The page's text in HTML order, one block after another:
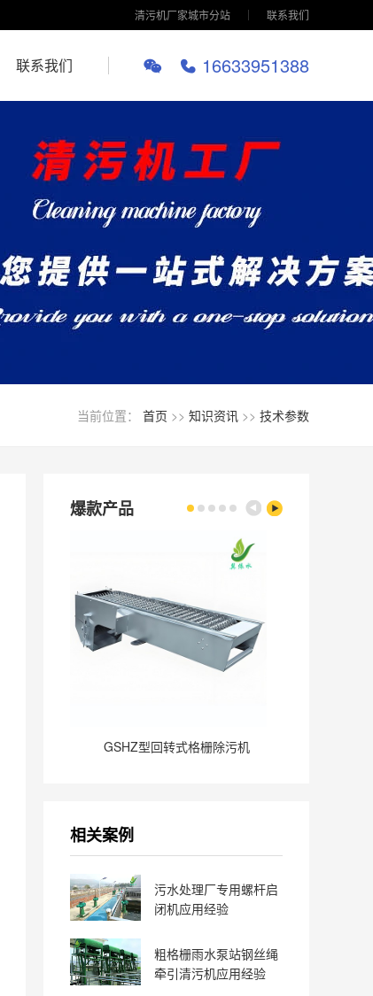
清污机厂家城市分站 联系我们
16633951388
联系我们
当前位置： 首页 >> 知识资讯 >> 技术参数
爆款产品
GSHZ型回转式格栅除污机
相关案例
污水处理厂专用螺杆启
闭机应用经验
粗格栅雨水泵站钢丝绳
牵引清污机应用经验